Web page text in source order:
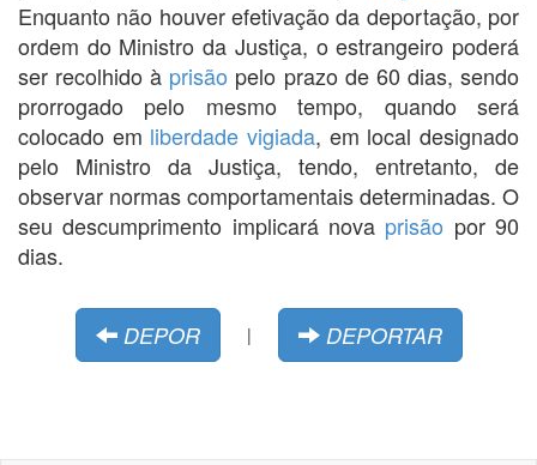
Enquanto não houver efetivação da deportação, por
ordem do Ministro da Justiça, o estrangeiro poderá
ser recolhido à prisão pelo prazo de 60 dias, sendo
prorrogado pelo mesmo tempo, quando será
colocado em liberdade vigiada, em local designado
pelo Ministro da Justiça, tendo, entretanto, de
observar normas comportamentais determinadas. O
seu descumprimento implicará nova prisão por 90
dias.
DEPOR | DEPORTAR